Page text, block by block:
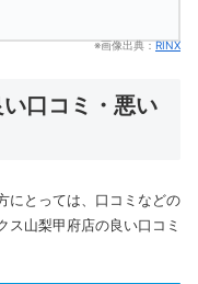
※画像出典：RINX
口コミ・悪い
にとっては、口コミなどの
ス山梨甲府店の良い口コミ